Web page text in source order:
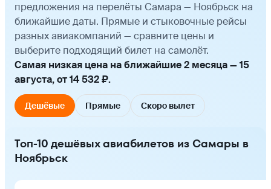
предложения на перелёты Самара — Ноябрьск на
ближайшие даты. Прямые и стыковочные рейсы
разных авиакомпаний — сравните цены и
выберите подходящий билет на самолёт.
Самая низкая цена на ближайшие 2 месяца — 15
августа, от 14 532 ₽.
Дешёвые Прямые Скоро вылет
Топ-10 дешёвых авиабилетов из Самары в
Ноябрьск